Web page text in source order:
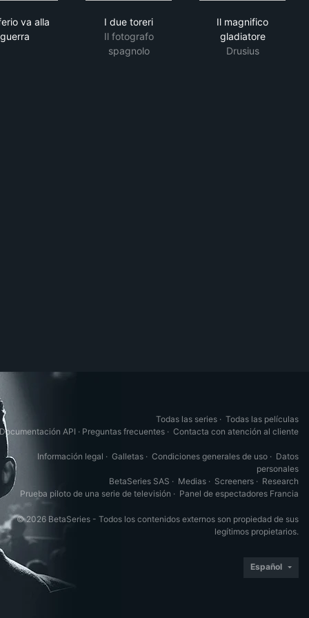
va alla
guerra
I due toreri
Il fotografo
spagnolo
Il magnifico
gladiatore
Drusius
Todas las series · Todas las películas
Documentación API · Preguntas frecuentes · Contacta con atención al cliente
Información legal · Galletas · Condiciones generales de uso · Datos
personales
BetaSeries SAS · Medias · Screeners · Research
Prueba piloto de una serie de televisión · Panel de espectadores Francia
© 2026 BetaSeries - Todos los contenidos externos son propiedad de sus
legítimos propietarios.
Español